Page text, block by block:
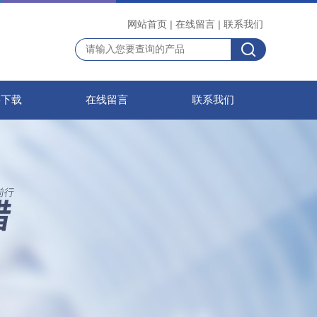
网站首页 | 在线留言 | 联系我们
载 在线留言 联系我们